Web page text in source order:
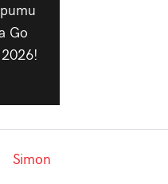
Go
Simon